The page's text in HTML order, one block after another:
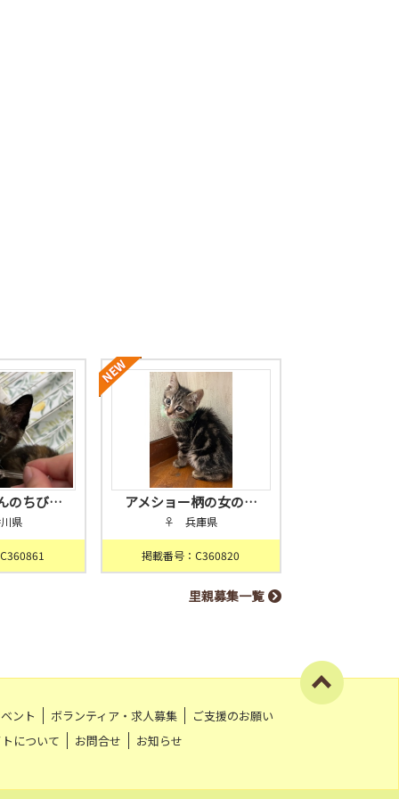
のちび…
県
アメショー柄の女の…
♀ 兵庫県
掲載番号：C360820
里親募集一覧
ント ボランティア・求人募集
ご支援のお願い
について お問合せ お知らせ